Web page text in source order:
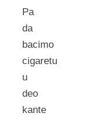
Pa
da
bacimo
cigaretu
u
deo
kante